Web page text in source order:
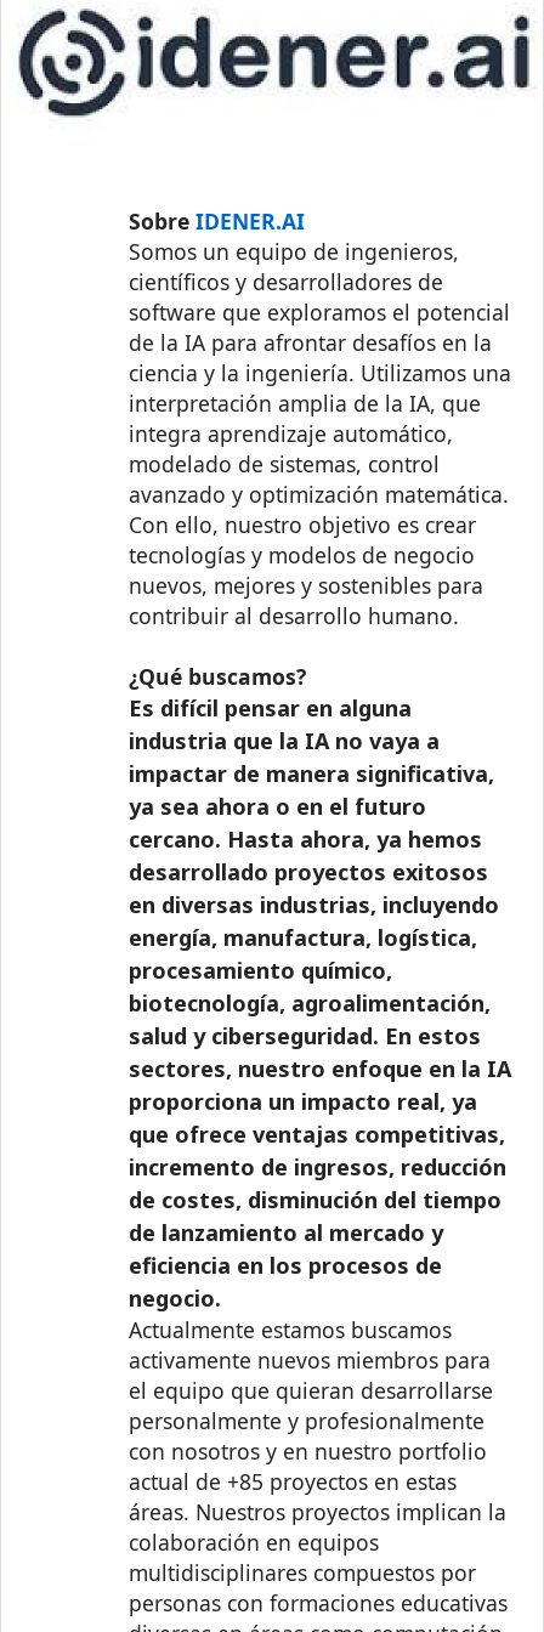
Sobre IDENER.AI
Somos un equipo de ingenieros,
científicos y desarrolladores de
software que exploramos el potencial
de la IA para afrontar desafíos en la
ciencia y la ingeniería. Utilizamos una
interpretación amplia de la IA, que
integra aprendizaje automático,
modelado de sistemas, control
avanzado y optimización matemática.
Con ello, nuestro objetivo es crear
tecnologías y modelos de negocio
nuevos, mejores y sostenibles para
contribuir al desarrollo humano.
¿Qué buscamos?
Es difícil pensar en alguna
industria que la IA no vaya a
impactar de manera significativa,
ya sea ahora o en el futuro
cercano. Hasta ahora, ya hemos
desarrollado proyectos exitosos
en diversas industrias, incluyendo
energía, manufactura, logística,
procesamiento químico,
biotecnología, agroalimentación,
salud y ciberseguridad. En estos
sectores, nuestro enfoque en la IA
proporciona un impacto real, ya
que ofrece ventajas competitivas,
incremento de ingresos, reducción
de costes, disminución del tiempo
de lanzamiento al mercado y
eficiencia en los procesos de
negocio.
Actualmente estamos buscamos
activamente nuevos miembros para
el equipo que quieran desarrollarse
personalmente y profesionalmente
con nosotros y en nuestro portfolio
actual de +85 proyectos en estas
áreas. Nuestros proyectos implican la
colaboración en equipos
multidisciplinares compuestos por
personas con formaciones educativas